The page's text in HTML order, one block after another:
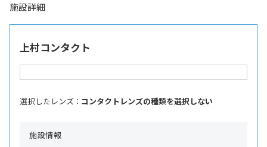
施設詳細
上村コンタクト
選択したレンズ ： コンタクトレンズの種類を選択しない
施設情報